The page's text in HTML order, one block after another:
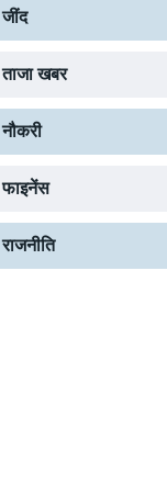
जींद
ताजा खबर
नौकरी
फाइनेंस
राजनीति